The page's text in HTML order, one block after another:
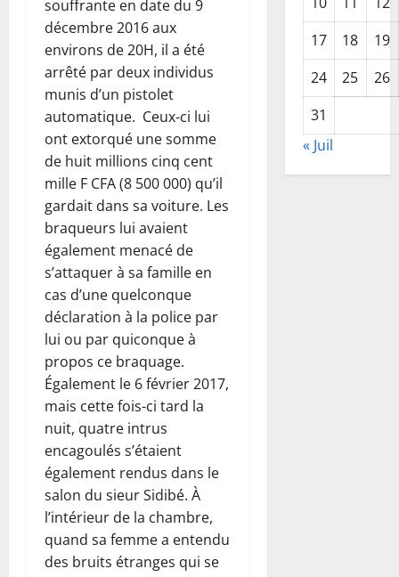
souffrante en date du 9
décembre 2016 aux
environs de 20H, il a été
arrêté par deux individus
munis d’un pistolet
automatique. Ceux-ci lui
ont extorqué une somme
de huit millions cinq cent
mille F CFA (8 500 000) qu’il
gardait dans sa voiture. Les
braqueurs lui avaient
également menacé de
s’attaquer à sa famille en
cas d’une quelconque
déclaration à la police par
lui ou par quiconque à
propos ce braquage.
Également le 6 février 2017,
mais cette fois-ci tard la
nuit, quatre intrus
encagoulés s’étaient
également rendus dans le
salon du sieur Sidibé. À
l’intérieur de la chambre,
quand sa femme a entendu
des bruits étranges qui se
17
18
19
24
25
26
31
« Juil